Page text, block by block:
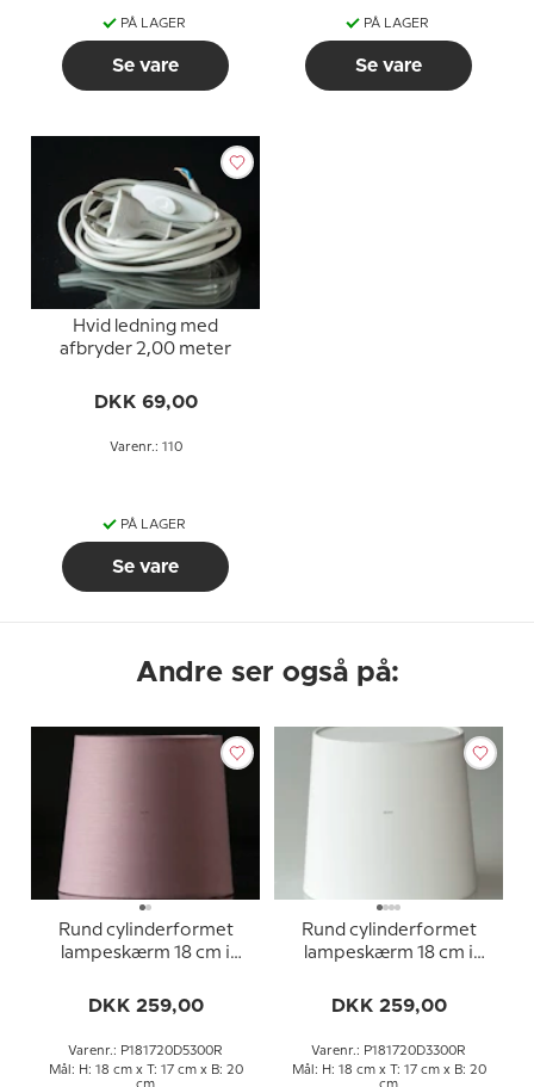
PÅ LAGER
Se vare
PÅ LAGER
Se vare
Hvid ledning med
afbryder 2,00 meter
DKK 69,00
Varenr.: 110
PÅ LAGER
Se vare
Andre ser også på:
Rund cylinderformet
lampeskærm 18 cm i
DKK 259,00
Varenr.: P181720D5300R
Mål: H: 18 cm x T: 17 cm x B: 20
cm
Rund cylinderformet
lampeskærm 18 cm i
DKK 259,00
Varenr.: P181720D3300R
Mål: H: 18 cm x T: 17 cm x B: 20
cm